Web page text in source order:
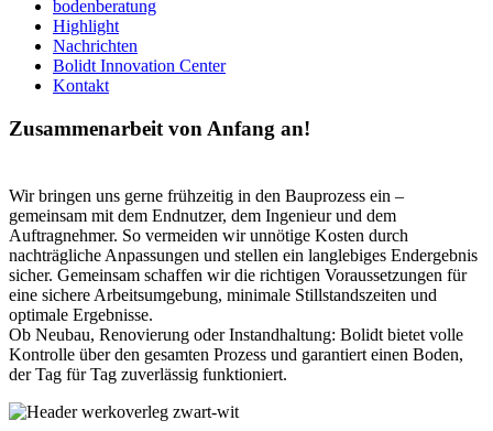
bodenberatung
Highlight
Nachrichten
Bolidt Innovation Center
Kontakt
Zusammenarbeit von Anfang an!
Wir bringen uns gerne frühzeitig in den Bauprozess ein –
gemeinsam mit dem Endnutzer, dem Ingenieur und dem
Auftragnehmer. So vermeiden wir unnötige Kosten durch
nachträgliche Anpassungen und stellen ein langlebiges Endergebnis
sicher. Gemeinsam schaffen wir die richtigen Voraussetzungen für
eine sichere Arbeitsumgebung, minimale Stillstandszeiten und
optimale Ergebnisse.
Ob Neubau, Renovierung oder Instandhaltung: Bolidt bietet volle
Kontrolle über den gesamten Prozess und garantiert einen Boden,
der Tag für Tag zuverlässig funktioniert.